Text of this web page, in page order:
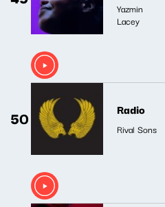
Yazmin
Lacey
50 Radio
Rival Sons